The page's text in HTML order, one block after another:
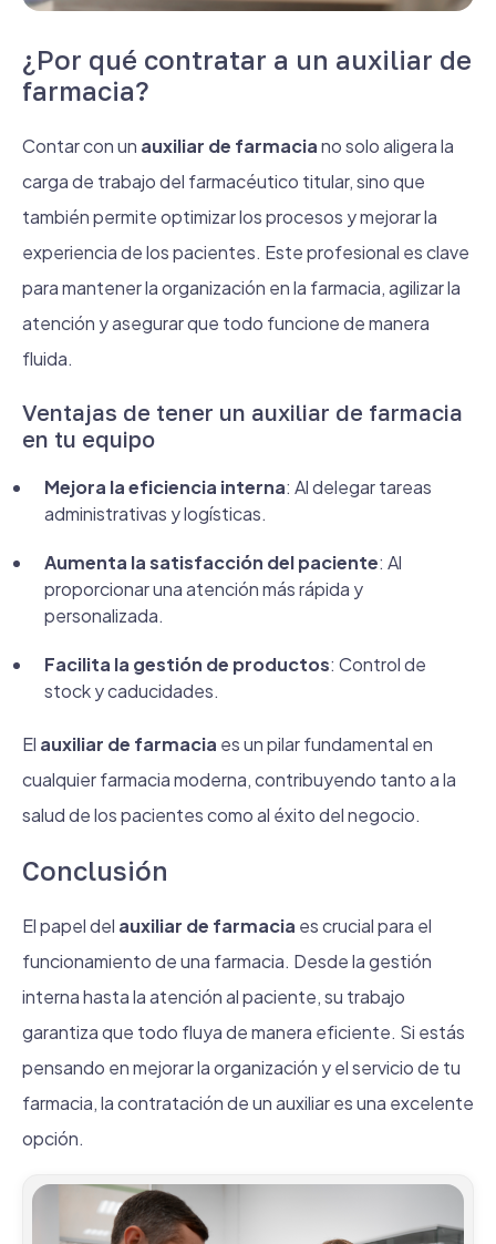
¿Por qué contratar a un auxiliar de
farmacia?
Contar con un auxiliar de farmaciano solo aligera la
carga de trabajo del farmacéutico titular, sino que
también permite optimizar los procesos y mejorar la
experiencia de los pacientes. Este profesional es clave
para mantener la organización en la farmacia, agilizar la
atención y asegurar que todo funcione de manera
fluida.
Ventajas de tener un auxiliar de farmacia
en tu equipo
Mejora la eficiencia interna: Al delegar tareas
administrativas y logísticas.
Aumenta la satisfacción del paciente: Al
proporcionar una atención más rápida y
personalizada.
Facilita la gestión de productos: Control de
stock y caducidades.
El auxiliar de farmacia es un pilar fundamental en
cualquier farmacia moderna, contribuyendo tanto a la
salud de los pacientes como al éxito del negocio.
Conclusión
El papel del auxiliar de farmacia es crucial para el
funcionamiento de una farmacia. Desde la gestión
interna hasta la atención al paciente, su trabajo
garantiza que todo fluya de manera eficiente. Si estás
pensando en mejorar la organización y el servicio de tu
farmacia, la contratación de un auxiliar es una excelente
opción.